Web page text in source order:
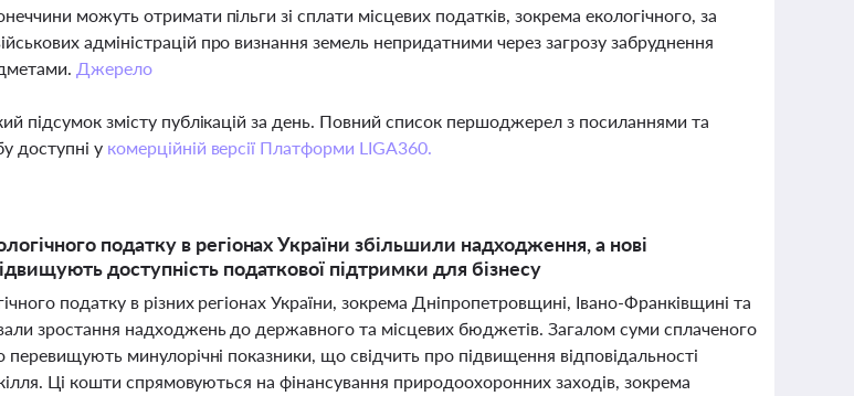
можуть отримати пільги зі сплати місцевих податків, зокрема екологічного, за
адміністрацій про визнання земель непридатними через загрозу забруднення
Джерело
підсумок змісту публікацій за день. Повний список першоджерел з посиланнями та
доступні у комерційній версії Платформи LIGA360.
податку в регіонах України збільшили надходження, а нові
доступність податкової підтримки для бізнесу
податку в різних регіонах України, зокрема Дніпропетровщині, Івано-Франківщині та
зростання надходжень до державного та місцевих бюджетів. Загалом суми сплаченого
перевищують минулорічні показники, що свідчить про підвищення відповідальності
Ці кошти спрямовуються на фінансування природоохоронних заходів, зокрема